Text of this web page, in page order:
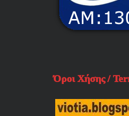
Όροι Χήσης /